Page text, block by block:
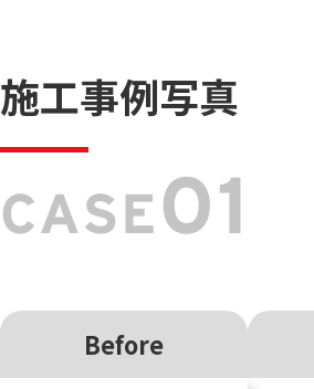
施工事例写真
CASE01
Before